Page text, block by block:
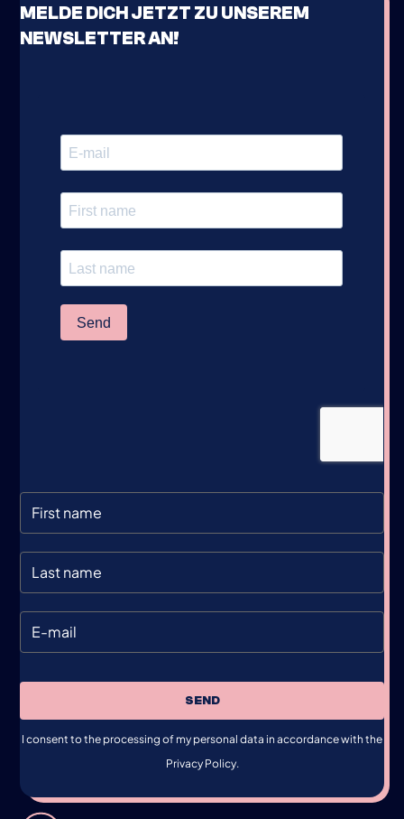
MELDE DICH JETZT ZU UNSEREM
NEWSLETTER AN!
SEND
I consent to the processing of my personal data in accordance with the
Privacy Policy.